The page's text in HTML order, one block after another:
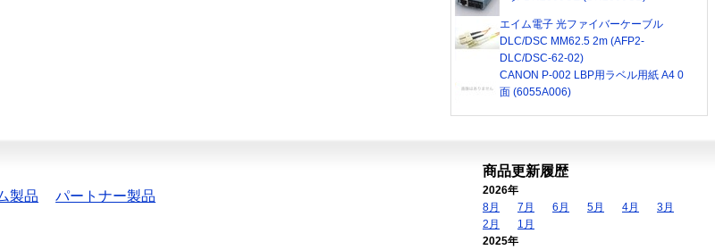
エイム電子 光ファイバーケーブル
DLC/DSC MM62.5 2m (AFP2-
DLC/DSC-62-02)
CANON P-002 LBP用ラベル用紙 A4 0
面 (6055A006)
製品 パートナー製品
商品更新履歴
2026年
8月
7月 6月 5月 4月
3月
2月
1月
2025年